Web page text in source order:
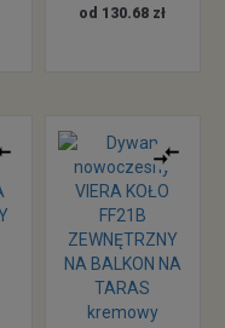
od 130.68 zł